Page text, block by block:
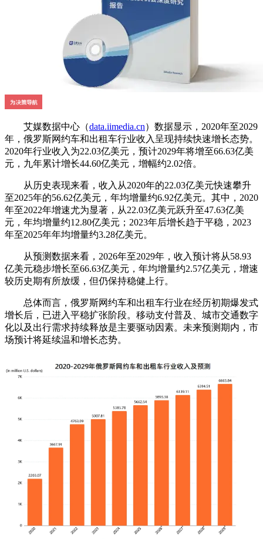
艾媒数据中心（data.iimedia.cn）数据显示，2020年至2029
年，俄罗斯网约车和出租车行业收入呈现持续快速增长态势。
2020年行业收入为22.03亿美元，预计2029年将增至66.63亿美
元，九年累计增长44.60亿美元，增幅约2.02倍。
从历史表现来看，收入从2020年的22.03亿美元快速攀升
至2025年的56.62亿美元，年均增量约6.92亿美元。其中，2020
年至2022年增速尤为显著，从22.03亿美元跃升至47.63亿美
元，年均增量约12.80亿美元；2023年后增长趋于平稳，2023
年至2025年年均增量约3.28亿美元。
从预测数据来看，2026年至2029年，收入预计将从58.93
亿美元稳步增长至66.63亿美元，年均增量约2.57亿美元，增速
较历史期有所放缓，但仍保持稳健上行。
总体而言，俄罗斯网约车和出租车行业在经历初期爆发式
增长后，已进入平稳扩张阶段。移动支付普及、城市交通数字
化以及出行需求持续释放是主要驱动因素。未来预测期内，市
场预计将延续温和增长态势。